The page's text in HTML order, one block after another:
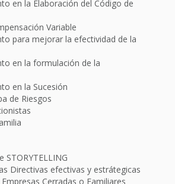
en la Elaboración del Código de
Variable
para mejorar la efectividad de la
en la formulación de la
en la Sucesión
de Riesgos
STORYTELLING
Directivas efectivas y estrátegicas
Cerradas o Familiares